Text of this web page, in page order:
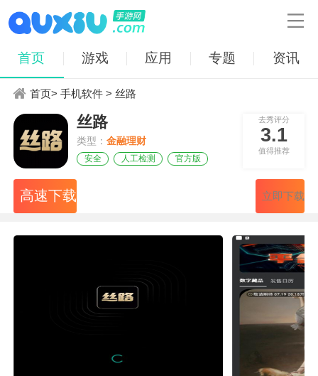

首页 游戏 应用 专题 资讯
首页>手机软件 > 丝路
丝路
类型：金融理财
安全 人工检测 官方版
去秀评分
3.1
值得推荐
高速下载 立即下载